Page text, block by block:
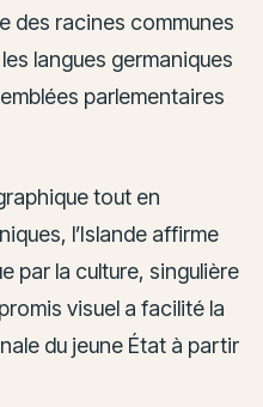
des racines communes
langues germaniques
parlementaires
tout en
l’Islande affirme
par la culture, singulière
visuel a facilité la
du jeune État à partir